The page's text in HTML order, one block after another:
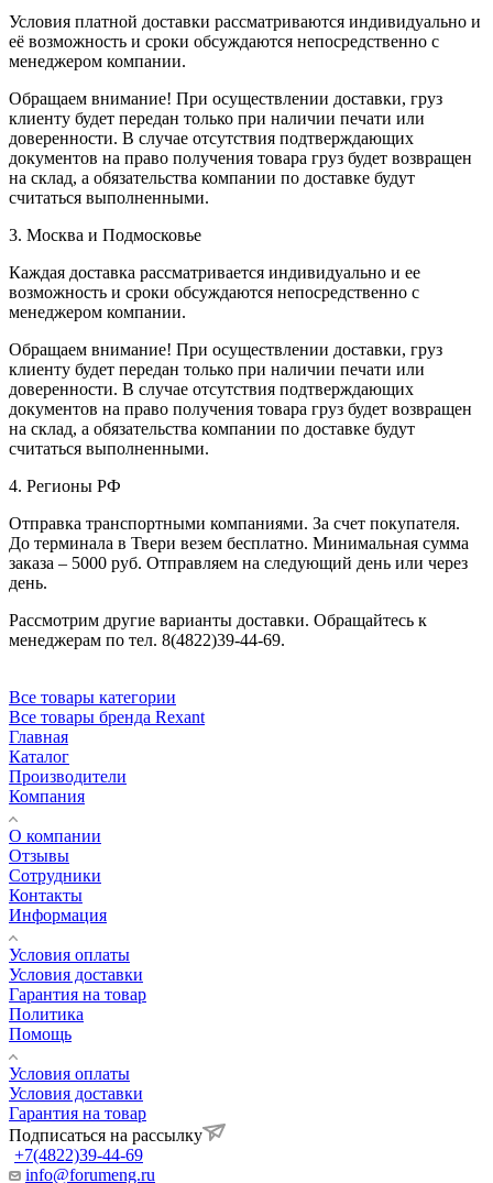
Условия платной доставки рассматриваются индивидуально и
её возможность и сроки обсуждаются непосредственно с
менеджером компании.
Обращаем внимание! При осуществлении доставки, груз
клиенту будет передан только при наличии печати или
доверенности. В случае отсутствия подтверждающих
документов на право получения товара груз будет возвращен
на склад, а обязательства компании по доставке будут
считаться выполненными.
3. Москва и Подмосковье
Каждая доставка рассматривается индивидуально и ее
возможность и сроки обсуждаются непосредственно с
менеджером компании.
Обращаем внимание! При осуществлении доставки, груз
клиенту будет передан только при наличии печати или
доверенности. В случае отсутствия подтверждающих
документов на право получения товара груз будет возвращен
на склад, а обязательства компании по доставке будут
считаться выполненными.
4. Регионы РФ
Отправка транспортными компаниями. За счет покупателя.
До терминала в Твери везем бесплатно. Минимальная сумма
заказа – 5000 руб. Отправляем на следующий день или через
день.
Рассмотрим другие варианты доставки. Обращайтесь к
менеджерам по тел. 8(4822)39-44-69.
Все товары категории
Все товары бренда Rexant
Главная
Каталог
Производители
Компания
О компании
Отзывы
Сотрудники
Контакты
Информация
Условия оплаты
Условия доставки
Гарантия на товар
Политика
Помощь
Условия оплаты
Условия доставки
Гарантия на товар
Подписаться на рассылку
+7(4822)39-44-69
info@forumeng.ru